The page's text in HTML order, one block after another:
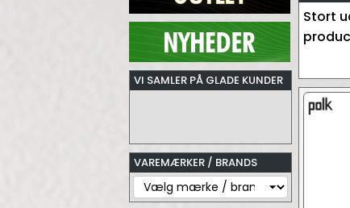
VI SAMLER PÅ GLADE KUNDER
VAREMÆRKER / BRANDS
Stort